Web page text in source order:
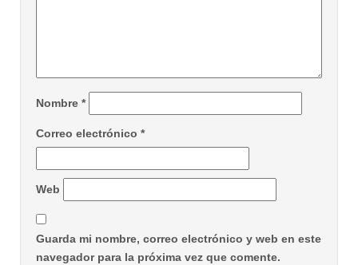
Nombre *
Correo electrónico *
Web
Guarda mi nombre, correo electrónico y web en este
navegador para la próxima vez que comente.